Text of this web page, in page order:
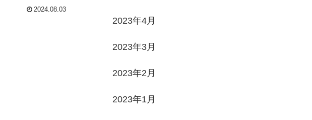
2024.08.03
2023年4月
2023年3月
2023年2月
2023年1月